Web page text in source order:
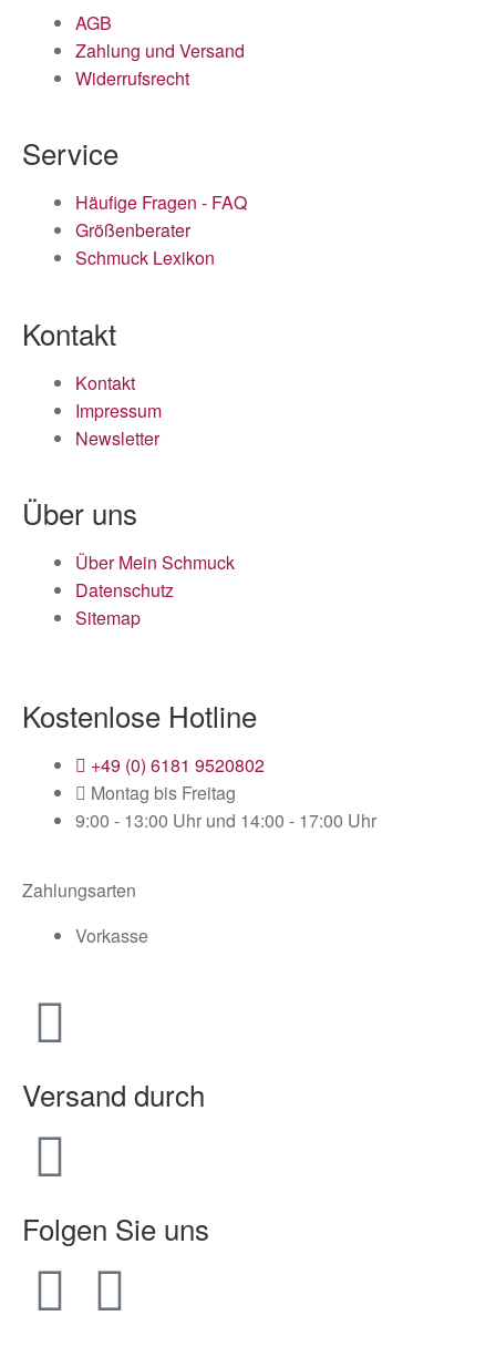
AGB
Zahlung und Versand
Widerrufsrecht
Service
Häufige Fragen - FAQ
Größenberater
Schmuck Lexikon
Kontakt
Kontakt
Impressum
Newsletter
Über uns
Über Mein Schmuck
Datenschutz
Sitemap
Kostenlose Hotline
+49 (0) 6181 9520802
Montag bis Freitag
9:00 - 13:00 Uhr und 14:00 - 17:00 Uhr
Zahlungsarten
Vorkasse
Versand durch
Folgen Sie uns